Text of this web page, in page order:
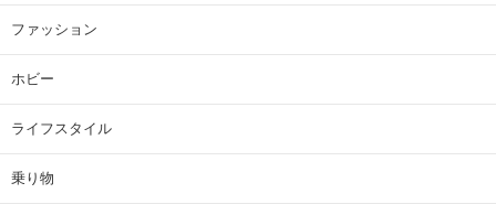
ファッション
ホビー
ライフスタイル
乗り物